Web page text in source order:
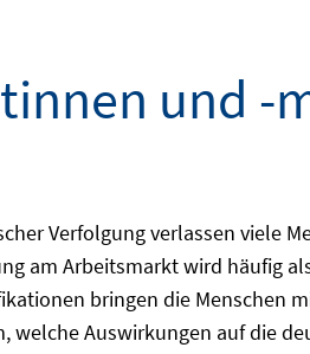
und -
Verfolgung verlassen viele
am Arbeitsmarkt wird häufig
bringen die Menschen
welche Auswirkungen auf die